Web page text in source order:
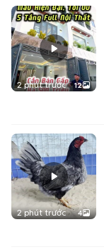
2 phút trước 12
2 phút trước 4